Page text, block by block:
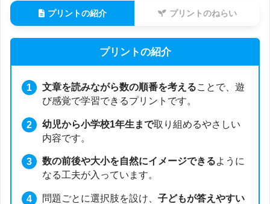
プリントの紹介 プリントのねらい
プリントの紹介
文章を読みながら数の順番を考えることで、遊
び感覚で学習できるプリントです。
幼児から小学校1年生まで取り組めるやさしい
内容です。
数の前後や大小を自然にイメージできるように
なる工夫が入っています。
問題ごとに選択肢を設け、子どもが答えやすい